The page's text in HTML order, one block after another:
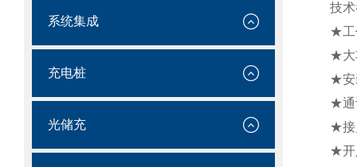
系统集成
充电桩
光储充
技
★工
★大
★安
★通
★接
★开